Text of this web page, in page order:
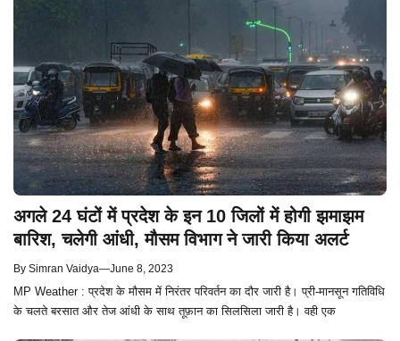
अगले 24 घंटों में प्रदेश के इन 10 जिलों में होगी झमाझम
बारिश, चलेगी आंधी, मौसम विभाग ने जारी किया अलर्ट
By Simran Vaidya—June 8, 2023
MP Weather : प्रदेश के मौसम में निरंतर परिवर्तन का दौर जारी है। प्री-मानसून गतिविधि
के चलते बरसात और तेज आंधी के साथ तूफ़ान का सिलसिला जारी है। वही एक